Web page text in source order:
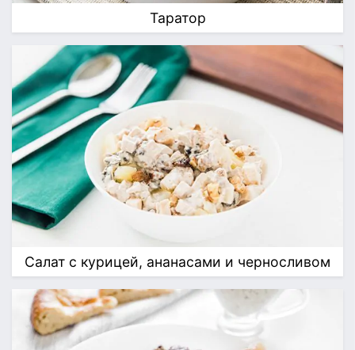
Таратор
Салат с курицей, ананасами и черносливом